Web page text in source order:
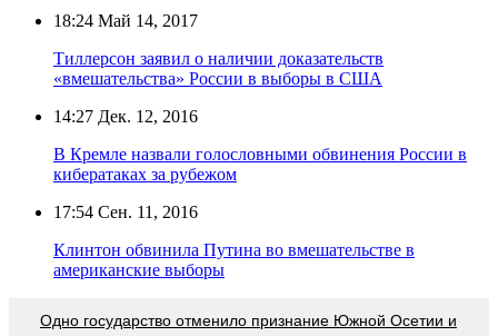
18:24 Май 14, 2017
Тиллерсон заявил о наличии доказательств
«вмешательства» России в выборы в США
14:27 Дек. 12, 2016
В Кремле назвали голословными обвинения России в
кибератаках за рубежом
17:54 Сен. 11, 2016
Клинтон обвинила Путина во вмешательстве в
американские выборы
Одно государство отменило признание Южной Осетии и